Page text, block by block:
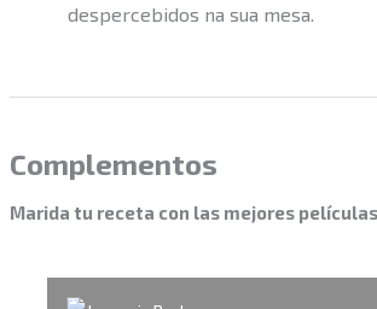
despercebidos na sua mesa.
Complementos
Marida tu receta con las mejores